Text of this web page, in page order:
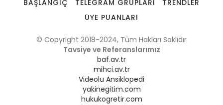
BAŞLANGIÇ TELEGRAM GRUPLARI
TRENDLER
ÜYE PUANLARI
© Copyright 2018-2024, Tüm Hakları Saklıdır
Tavsiye ve Referanslarımız
baf.av.tr
mihci.av.tr
Videolu Ansiklopedi
yakinegitim.com
hukukogretir.com